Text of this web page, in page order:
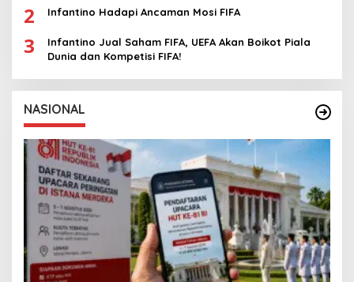
2 Infantino Hadapi Ancaman Mosi FIFA
3
Infantino Jual Saham FIFA, UEFA Akan Boikot Piala
Dunia dan Kompetisi FIFA!
NASIONAL